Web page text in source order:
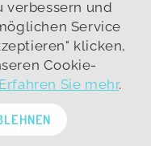
verbessern und
Service
klicken,
Cookie-
Erfahren Sie mehr.